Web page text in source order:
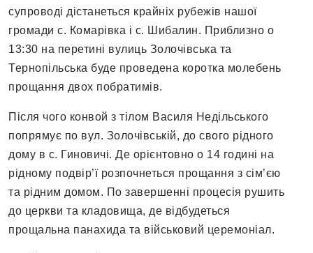
супроводі дістанеться крайніх рубежів нашої
громади с. Комарівка і с. Шибалин. Приблизно о
13:30 на перетині вулиць Золочівська та
Тернопільська буде проведена коротка молебень
прощання двох побратимів.
Після чого конвой з тілом Василя Недільського
попрямує по вул. Золочівській, до свого рідного
дому в с. Гиновичі. Де орієнтовно о 14 годині на
рідному подвір’ї розпочнеться прощання з сім’єю
та рідним домом. По завершенні процесія рушить
до церкви та кладовища, де відбудеться
прощальна панахида та військовий церемоніал.